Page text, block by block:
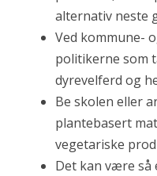
alternativ neste
Ved kommune-
politikerne som
dyrevelferd og
Be skolen eller
plantebasert
vegetariske
Det kan være så